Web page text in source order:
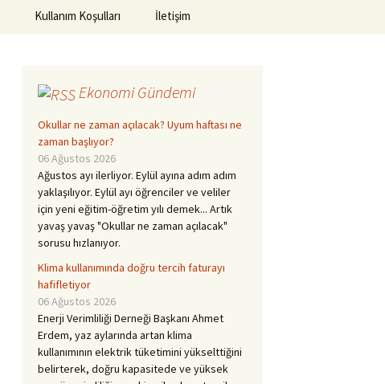
Kullanım Koşulları İletişim
Ekonomi Gündemi
Okullar ne zaman açılacak? Uyum haftası ne
zaman başlıyor?
06 Ağustos 2026
Ağustos ayı ilerliyor. Eylül ayına adım adım
yaklaşılıyor. Eylül ayı öğrenciler ve veliler
için yeni eğitim-öğretim yılı demek... Artık
yavaş yavaş "Okullar ne zaman açılacak"
sorusu hızlanıyor.
Klima kullanımında doğru tercih faturayı
hafifletiyor
06 Ağustos 2026
Enerji Verimliliği Derneği Başkanı Ahmet
Erdem, yaz aylarında artan klima
kullanımının elektrik tüketimini yükselttiğini
belirterek, doğru kapasitede ve yüksek